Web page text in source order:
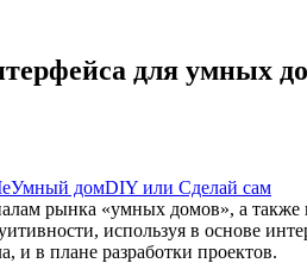
для умных
Умный домDIY или Сделай сам
рынка «умных домов», а
используя в основе
и в плане разработки проектов.